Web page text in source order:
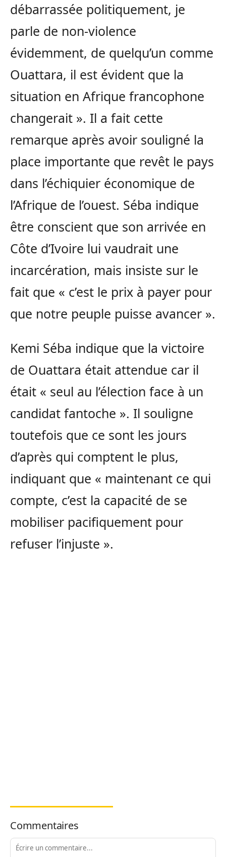
débarrassée politiquement, je
parle de non-violence
évidemment, de quelqu’un comme
Ouattara, il est évident que la
situation en Afrique francophone
changerait ». Il a fait cette
remarque après avoir souligné la
place importante que revêt le pays
dans l’échiquier économique de
l’Afrique de l’ouest. Séba indique
être conscient que son arrivée en
Côte d’Ivoire lui vaudrait une
incarcération, mais insiste sur le
fait que « c’est le prix à payer pour
que notre peuple puisse avancer ».
Kemi Séba indique que la victoire
de Ouattara était attendue car il
était « seul au l’élection face à un
candidat fantoche ». Il souligne
toutefois que ce sont les jours
d’après qui comptent le plus,
indiquant que « maintenant ce qui
compte, c’est la capacité de se
mobiliser pacifiquement pour
refuser l’injuste ».
Commentaires